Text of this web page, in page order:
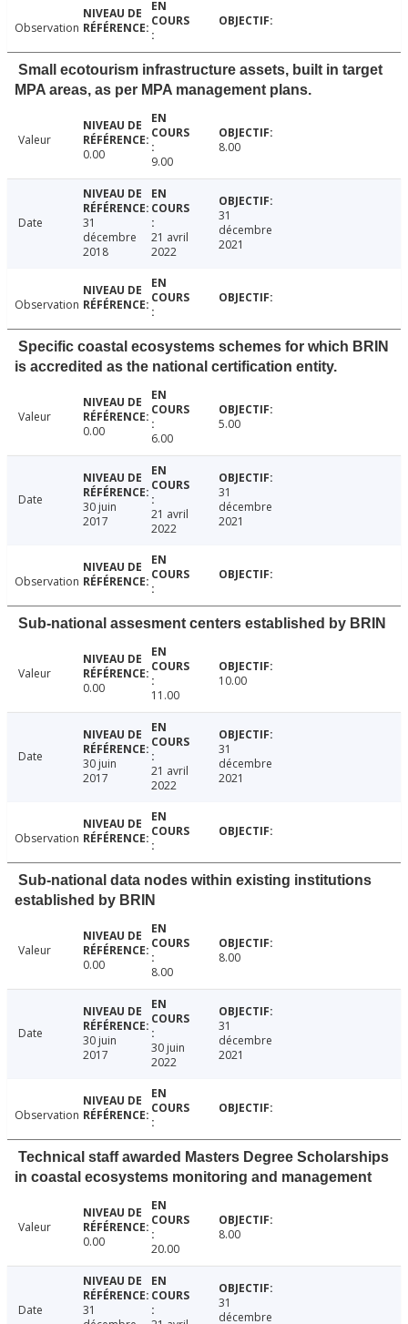
Observation
Small ecotourism infrastructure assets, built in target
MPA areas, as per MPA management plans.
Valeur
0.00
9.00
8.00
Date
31
décembre
2018
21 avril
2022
31
décembre
2021
Observation
Specific coastal ecosystems schemes for which BRIN
is accredited as the national certification entity.
Valeur
0.00
6.00
5.00
Date
30 juin
2017
21 avril
2022
31
décembre
2021
Observation
Sub-national assesment centers established by BRIN
Valeur
0.00
11.00
10.00
Date
30 juin
2017
21 avril
2022
31
décembre
2021
Observation
Sub-national data nodes within existing institutions
established by BRIN
Valeur
0.00
8.00
8.00
Date
30 juin
2017
30 juin
2022
31
décembre
2021
Observation
Technical staff awarded Masters Degree Scholarships
in coastal ecosystems monitoring and management
Valeur
0.00
20.00
8.00
Date
31
31
décembre